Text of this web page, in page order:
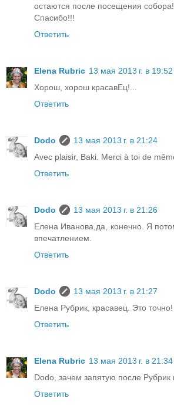
остаются после посещения собора!
Спасибо!!!
Ответить
Elena Rubric 13 мая 2013 г. в 19:52
Хорош, хорош красавЕц!...
Ответить
Dodo
13 мая 2013 г. в 21:24
Avec plaisir, Baki. Merci à toi de
Ответить
Dodo
13 мая 2013 г. в 21:26
Елена Иванова,да, конечно. Я
впечатлением.
Ответить
Dodo
13 мая 2013 г. в 21:27
Елена Рубрик, красавец. Это точно!
Ответить
Elena Rubric 13 мая 2013 г. в 21:34
Dodo, зачем запятую после Рубрик
Ответить